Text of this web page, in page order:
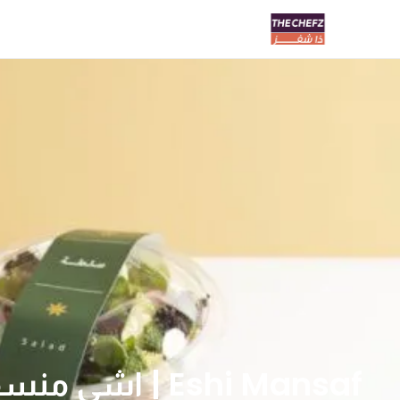
Eshi Mansaf | اشي منسف